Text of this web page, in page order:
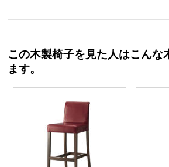
この木製椅子を見た人はこんな
ます。